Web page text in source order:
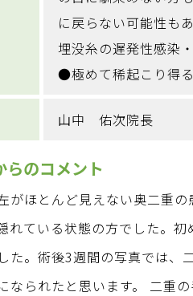
に戻らない可能性も
埋没糸の遅発性感染
●極めて稀起こり得
山中 佑次院長
のコメント
がほとんど見えない奥二重
れている状態の方でした。
た。術後3週間の写真では
なられたと思います。 二重